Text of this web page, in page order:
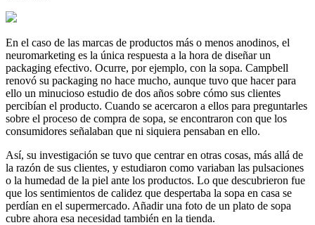
En el caso de las marcas de productos más o menos anodinos, el
neuromarketing es la única respuesta a la hora de diseñar un
packaging efectivo. Ocurre, por ejemplo, con la sopa. Campbell
renovó su packaging no hace mucho, aunque tuvo que hacer para
ello un minucioso estudio de dos años sobre cómo sus clientes
percibían el producto. Cuando se acercaron a ellos para preguntarles
sobre el proceso de compra de sopa, se encontraron con que los
consumidores señalaban que ni siquiera pensaban en ello.
Así, su investigación se tuvo que centrar en otras cosas, más allá de
la razón de sus clientes, y estudiaron como variaban las pulsaciones
o la humedad de la piel ante los productos. Lo que descubrieron fue
que los sentimientos de calidez que despertaba la sopa en casa se
perdían en el supermercado. Añadir una foto de un plato de sopa
cubre ahora esa necesidad también en la tienda.